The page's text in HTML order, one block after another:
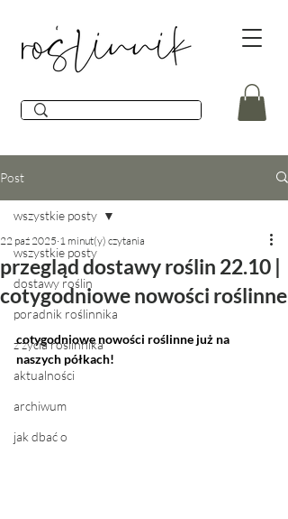
Post
wszystkie posty
dostawy roślin
poradnik roślinnika
z życia roślinnika
aktualności
archiwum
jak dbać o
wszystkie posty
przegląd dostawy roślin 22.10 |
cotygodniowe nowości roślinne
22 paź 2025 1 minut(y) czytania
cotygodniowe nowości roślinne już na
naszych półkach!